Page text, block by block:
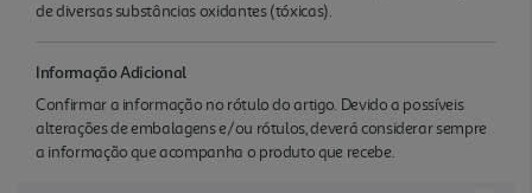
de diversas substâncias oxidantes (tóxicas).
Informação Adicional
Confirmar a informação no rótulo do artigo. Devido a possíveis
alterações de embalagens e/ou rótulos, deverá considerar sempre
a informação que acompanha o produto que recebe.